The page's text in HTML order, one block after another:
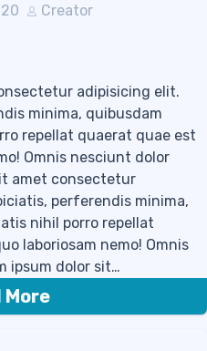
Creator
adipisicing elit.
minima, quibusdam
repellat quaerat quae est
Omnis nesciunt dolor
amet consectetur
perferendis minima,
nihil porro repellat
laboriosam nemo! Omnis
ipsum dolor sit…
More